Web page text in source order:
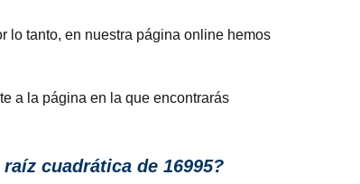
lo tanto, en nuestra página online hemos
a la página en la que encontrarás
cuadrática de 16995?